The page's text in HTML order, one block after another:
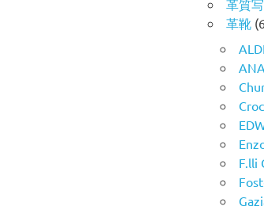
革質
革靴
F.lli